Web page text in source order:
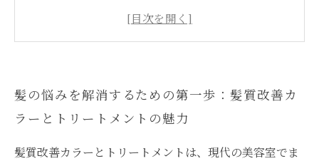
自分に合った髪質改善法の見つけ方
専門家が語る、髪質改善カラーとトリートメン
トの正しい選び方
髪の悩みを解消するための第一歩：髪質改善カ
ラーとトリートメントの魅力
髪質改善カラーとトリートメントは、現代の美容室でま